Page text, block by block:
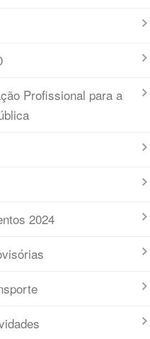
Profissional para a
2024